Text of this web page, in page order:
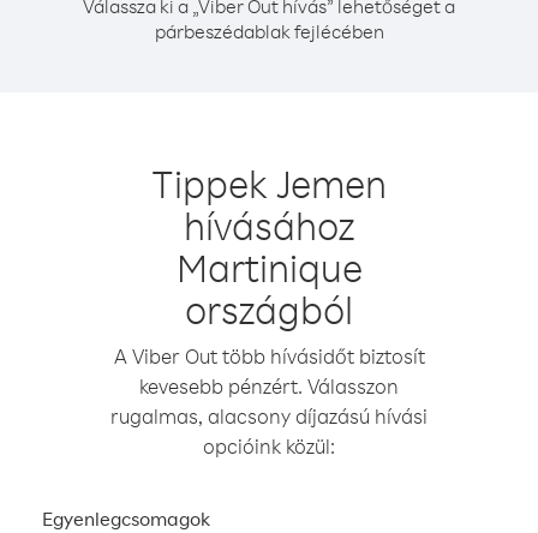
Válassza ki a „Viber Out hívás” lehetőséget a
párbeszédablak fejlécében
Tippek Jemen
hívásához
Martinique
országból
A Viber Out több hívásidőt biztosít
kevesebb pénzért. Válasszon
rugalmas, alacsony díjazású hívási
opcióink közül:
Egyenlegcsomagok